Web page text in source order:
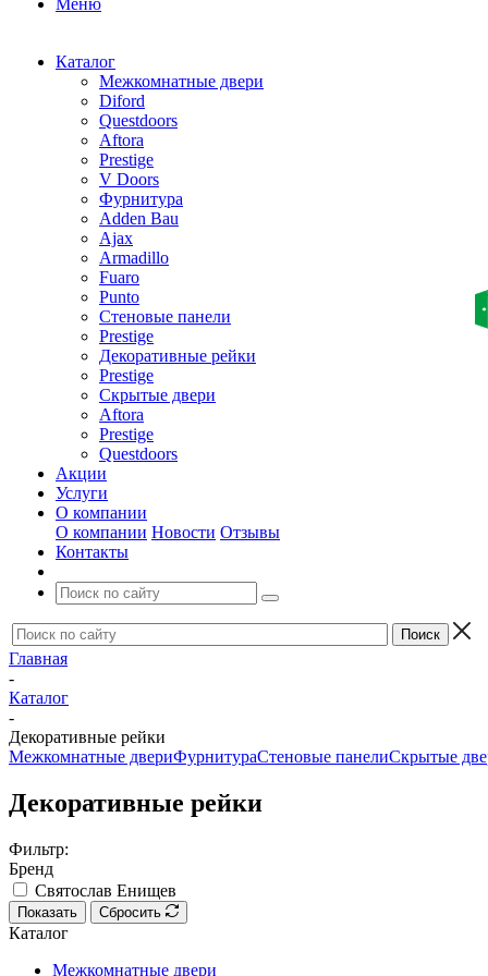
Меню
Каталог
Межкомнатные двери
Diford
Questdoors
Aftora
Prestige
V Doors
Фурнитура
Adden Bau
Ajax
Armadillo
Fuaro
Punto
Стеновые панели
Prestige
Декоративные рейки
Prestige
Скрытые двери
Aftora
Prestige
Questdoors
Акции
Услуги
О компании
О компании Новости Отзывы
Контакты
Главная
-
Каталог
-
Декоративные рейки
Межкомнатные двериФурнитураСтеновые панелиСкрытые
Декоративные рейки
Фильтр:
Бренд
Святослав Енищев
Показать Сбросить
Каталог
Межкомнатные двери